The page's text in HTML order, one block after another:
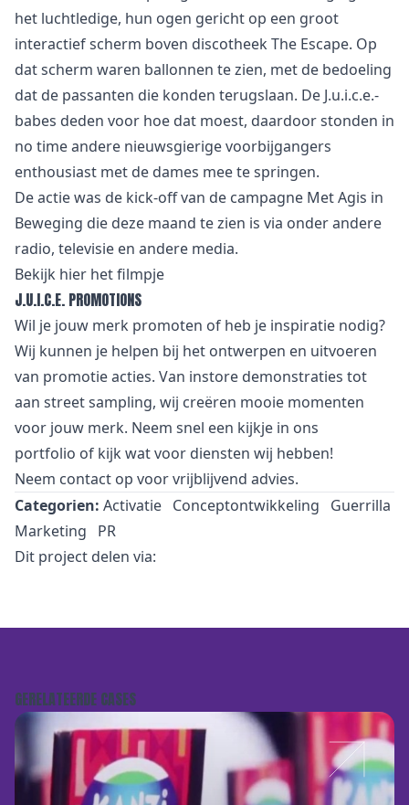
het luchtledige, hun ogen gericht op een groot
interactief scherm boven discotheek The Escape. Op
dat scherm waren ballonnen te zien, met de bedoeling
dat de passanten die konden terugslaan. De J.u.i.c.e.-
babes deden voor hoe dat moest, daardoor stonden in
no time andere nieuwsgierige voorbijgangers
enthousiast met de dames mee te springen.
De actie was de kick-off van de campagne Met Agis in
Beweging die deze maand te zien is via onder andere
radio, televisie en andere media.
Bekijk hier het filmpje
J.U.I.C.E. PROMOTIONS
Wil je jouw merk promoten of heb je inspiratie nodig?
Wij kunnen je helpen bij het ontwerpen en uitvoeren
van promotie acties. Van instore demonstraties tot
aan street sampling, wij creëren mooie momenten
voor jouw merk. Neem snel een kijkje in ons
portfolio of kijk wat voor diensten wij hebben!
Neem contact op voor vrijblijvend advies.
Categorien: Activatie Conceptontwikkeling
Guerrilla
Marketing
PR
Dit project delen via:
GERELATEERDE CASES